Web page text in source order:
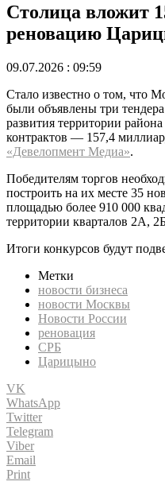
Столица вложит
реновацию
09.07.2026 : 09:59
Стало известно о том, что
были объявлены три
развития территории
контрактов — 157,4
«Девелопмент Медиа».
Победителям торгов
построить на их месте 35
площадью более 910 000
территории кварталов 2А,
Итоги конкурсов будут
Метки
новости бизнеса
новости Москвы
Новости России
реновация
СРБ
Царицыно
VK
WhatsApp
Twitter
Telegram
Viber
Email
Print